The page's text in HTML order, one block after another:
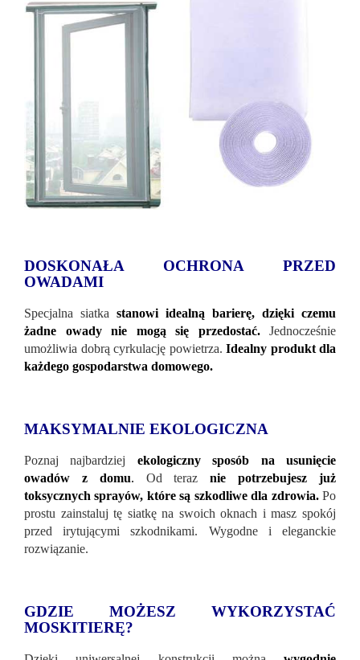
DOSKONAŁA OCHRONA PRZED
OWADAMI
Specjalna siatka stanowi idealną barierę, dzięki czemu
żadne owady nie mogą się przedostać. Jednocześnie
umożliwia dobrą cyrkulację powietrza. Idealny produkt dla
każdego gospodarstwa domowego.
MAKSYMALNIE EKOLOGICZNA
Poznaj najbardziej ekologiczny sposób na usunięcie
owadów z domu. Od teraznie potrzebujesz już
toksycznych sprayów, które są szkodliwe dla zdrowia.Po
prostu zainstaluj tę siatkę na swoich oknach i masz spokój
przed irytującymi szkodnikami. Wygodne i eleganckie
rozwiązanie.
GDZIE MOŻESZ WYKORZYSTAĆ
MOSKITIERĘ?